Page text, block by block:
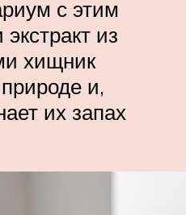
с этим
из
хищник
и,
их запах